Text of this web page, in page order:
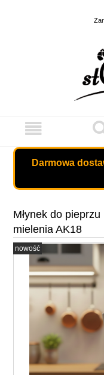
Darmowa
Młynek do
mielenia AK18
nowość